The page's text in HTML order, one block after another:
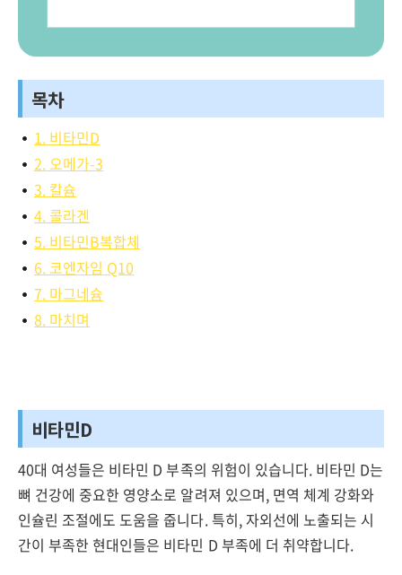
목차
1. 비타민D
2. 오메가-3
3. 칼슘
4. 콜라겐
5. 비타민B복합체
6. 코엔자임 Q10
7. 마그네슘
8. 마치며
비타민D
40대 여성들은 비타민 D 부족의 위험이 있습니다. 비타민 D는
뼈 건강에 중요한 영양소로 알려져 있으며, 면역 체계 강화와
인슐린 조절에도 도움을 줍니다. 특히, 자외선에 노출되는 시
간이 부족한 현대인들은 비타민 D 부족에 더 취약합니다.